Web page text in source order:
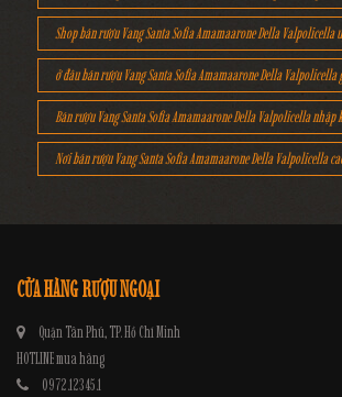
Shop bán rượu Vang Santa Sofia Amamaarone Della Valpolicella
ở đâu bán rượu Vang Santa Sofia Amamaarone Della Valpolicella
Bán rượu Vang Santa Sofia Amamaarone Della Valpolicella nhập
Nơi bán rượu Vang Santa Sofia Amamaarone Della Valpolicella
CỬA HÀNG RƯỢU NGOẠI
Quận Tân Phú, TP. Hồ Chí Minh
HOTLINE mua hàng
0972.12345.1